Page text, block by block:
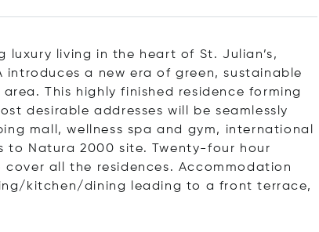
living in the heart of St. Julian’s,
a new era of green, sustainable
This highly finished residence forming
desirable addresses will be seamlessly
mall, wellness spa and gym, international
to Natura 2000 site. Twenty-four hour
all the residences. Accommodation
kitchen/dining leading to a front terrace,